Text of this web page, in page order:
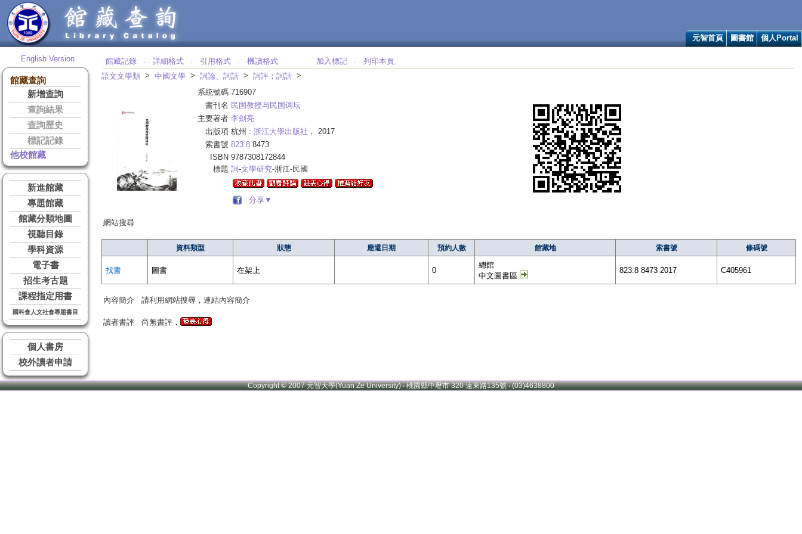
元智首頁 圖書館 個人Portal
English Version
館藏查詢
新增查詢
查詢結果
查詢歷史
標記記錄
他校館藏
新進館藏
專題館藏
館藏分類地圖
視聽目錄
學科資源
電子書
招生考古題
課程指定用書
國科會人文社會專題書目
個人書房
校外讀者申請
館藏記錄 ‧ 詳細格式 ‧ 引用格式 ‧ 機讀格式 加入標記 ‧
列印本頁
語文文學類 > 中國文學 > 詞論、詞話 > 詞評；詞話 >
系統號碼 716907
書刊名 民国教授与民国词坛
主要著者 李劍亮
出版項 杭州 : 浙江大學出版社 ， 2017
索書號 823.8 8473
ISBN 9787308172844
標題 詞-文學研究-浙江-民國
分享▼
網站搜尋
資料類型 狀態 應還日期 預約人數 館藏地 索書號 條碼號
找書 圖書 在架上 0
總館
中文圖書區
823.8 8473 2017 C405961
內容簡介 請利用網站搜尋，連結內容簡介
讀者書評 尚無書評，
Copyright © 2007 元智大學(Yuan Ze University) ‧ 桃園縣中壢市 320 遠東路135號 ‧ (03)4638800